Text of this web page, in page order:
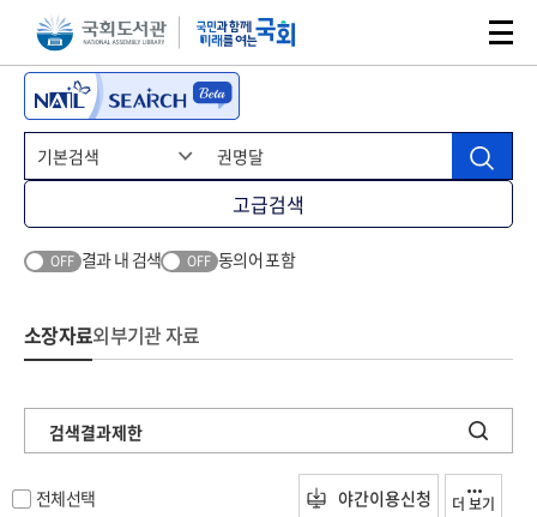
본문 바로가기주메뉴 바로가기
고급검색
OFF 결과 내 검색 OFF 동의어 포함
소장자료외부기관 자료
검색결과제한
전체선택 야간이용신청 더 보기